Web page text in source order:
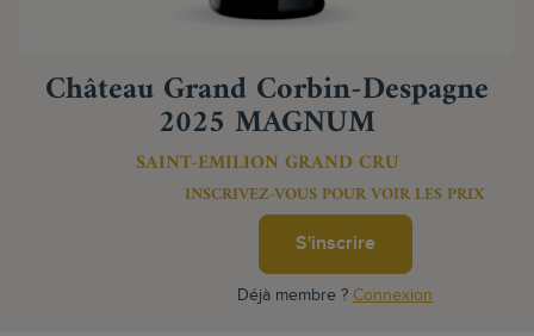
Château Grand Corbin-Despagne
2025 MAGNUM
SAINT-EMILION GRAND CRU
INSCRIVEZ-VOUS POUR VOIR LES PRIX
S'inscrire
Déjà membre ? Connexion